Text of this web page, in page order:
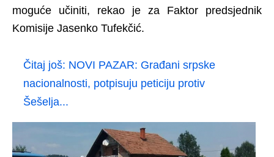
moguće učiniti, rekao je za Faktor predsjednik
Komisije Jasenko Tufekčić.
Čitaj još: NOVI PAZAR: Građani srpske
nacionalnosti, potpisuju peticiju protiv
Šešelja...